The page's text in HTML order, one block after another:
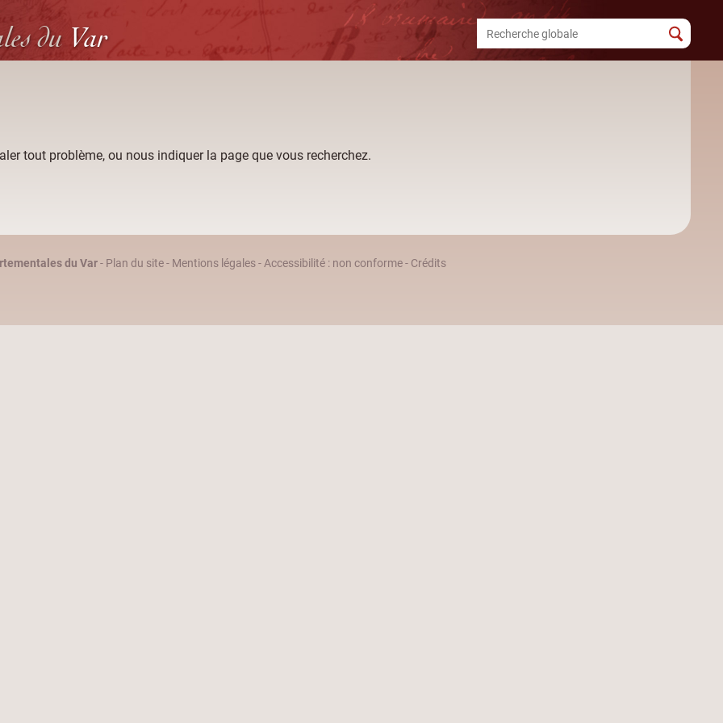
du Var
tout problème, ou nous indiquer la page que vous recherchez.
du Var- Plan du site- Mentions légales-Accessibilité : non conforme- Crédits